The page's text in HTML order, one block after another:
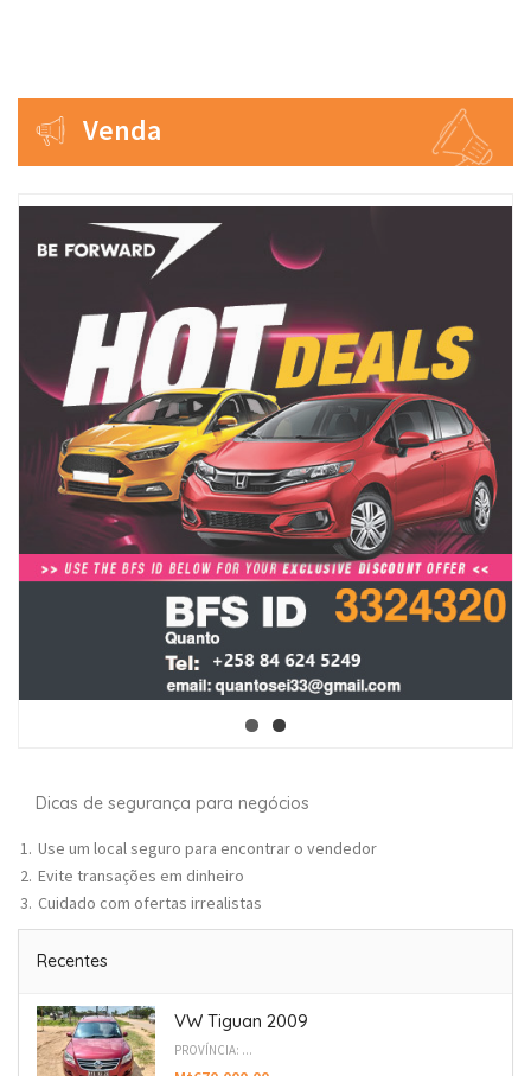
Venda
Dicas de segurança para negócios
Use um local seguro para encontrar o vendedor
Evite transações em dinheiro
Cuidado com ofertas irrealistas
Recentes
VW Tiguan 2009
PROVÍNCIA: ...